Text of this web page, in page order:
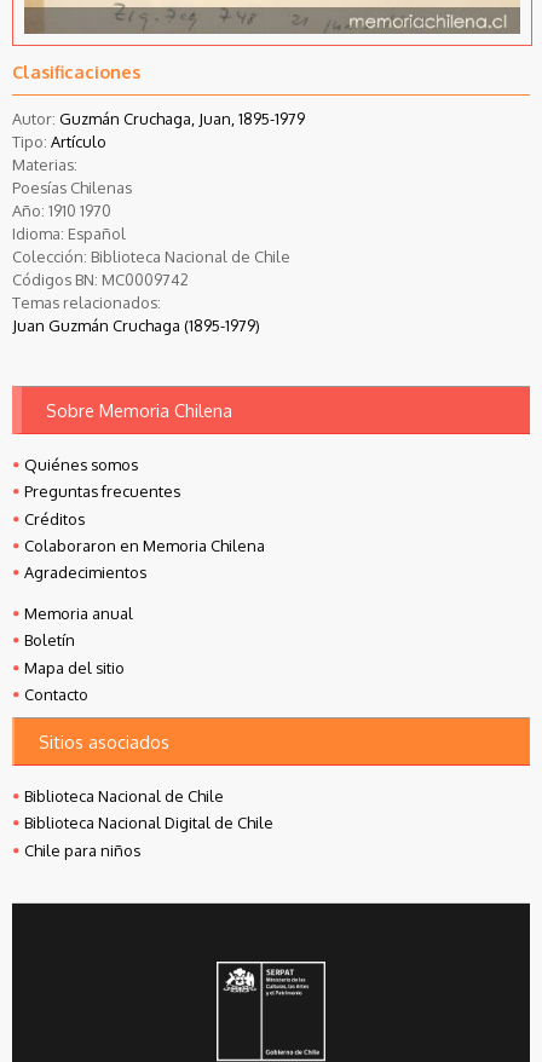
Clasificaciones
Autor: Guzmán Cruchaga, Juan, 1895-1979
Tipo: Artículo
Materias:
Poesías Chilenas
Año: 1910 1970
Idioma: Español
Colección: Biblioteca Nacional de Chile
Códigos BN: MC0009742
Temas relacionados:
Juan Guzmán Cruchaga (1895-1979)
Sobre Memoria Chilena
Quiénes somos
Preguntas frecuentes
Créditos
Colaboraron en Memoria Chilena
Agradecimientos
Memoria anual
Boletín
Mapa del sitio
Contacto
Sitios asociados
Biblioteca Nacional de Chile
Biblioteca Nacional Digital de Chile
Chile para niños